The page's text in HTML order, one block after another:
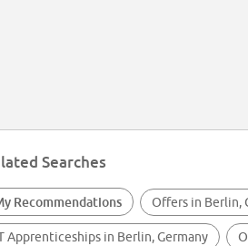
Searches
Recommendations Offers in Berlin,
Apprenticeships in Berlin, Germany